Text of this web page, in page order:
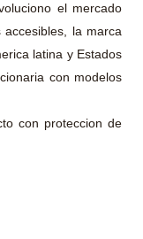
el mercado
la marca
latina y Estados
con modelos
con proteccion de